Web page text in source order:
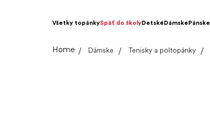
Všetky topánkySpäť do školyDetskéDámskePánske
DomovDámske Tenisky a poltopánky